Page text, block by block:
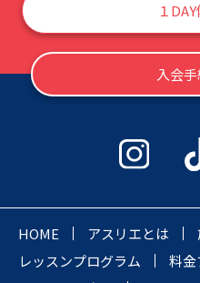
１
入会
HOME アスリエとは
レッスンプログラム
料金